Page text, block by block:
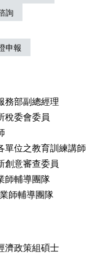
詢
申報
務部副總經理
稅委會委員
單位之教育訓練講師
創意審查委員
師輔導團隊
師輔導團隊
濟政策組碩士